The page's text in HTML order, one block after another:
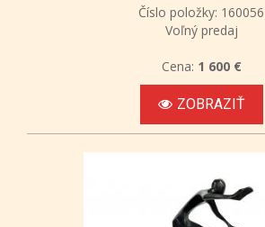
Číslo položky: 160056
Voľný predaj
Cena: 1 600 €
ZOBRAZIŤ